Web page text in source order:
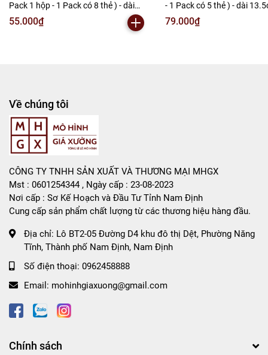
Pack 1 hộp - 1 Pack có 8 thẻ ) - dài
13.5cm - cao 12.5cm - Hộp màu
- K30-T2-S4
55.000₫
- 1 Pack có 5 thẻ ) - dài
12.5cm - Hộp màu - K30-
79.000₫
Về chúng tôi
CÔNG TY TNHH SẢN XUẤT VÀ THƯƠNG MẠI MHGX
Mst : 0601254344 , Ngày cấp : 23-08-2023
Nơi cấp : Sơ Kế Hoạch và Đầu Tư Tỉnh Nam Định
Cung cấp sản phẩm chất lượng từ các thương hiệu hàng đầu.
Địa chỉ: Lô BT2-05 Đường D4 khu đô thị Dệt, Phường Năng
Tĩnh, Thành phố Nam Định, Nam Định
Số điện thoại: 0962458888
Email: mohinhgiaxuong@gmail.com
Chính sách